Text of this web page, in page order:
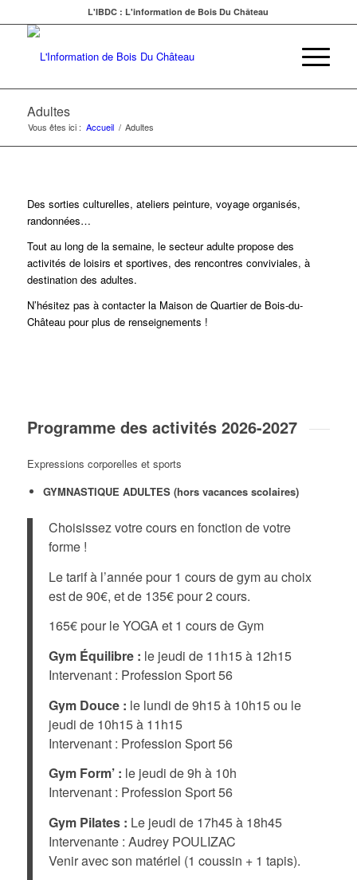
L'IBDC : L'information de Bois Du Château
Adultes
Vous êtes ici : Accueil / Adultes
Des sorties culturelles, ateliers peinture, voyage organisés,
randonnées…
Tout au long de la semaine, le secteur adulte propose des
activités de loisirs et sportives, des rencontres conviviales, à
destination des adultes.
N’hésitez pas à contacter la Maison de Quartier de Bois-du-
Château pour plus de renseignements !
Programme des activités 2026-2027
Expressions corporelles et sports
GYMNASTIQUE ADULTES (hors vacances scolaires)
Choisissez votre cours en fonction de votre
forme !
Le tarif à l’année pour 1 cours de gym au choix
est de 90€, et de 135€ pour 2 cours.
165€ pour le YOGA et 1 cours de Gym
Gym Équilibre : le jeudi de 11h15 à 12h15
Intervenant : Profession Sport 56
Gym Douce : le lundi de 9h15 à 10h15 ou le
jeudi de 10h15 à 11h15
Intervenant : Profession Sport 56
Gym Form’ : le jeudi de 9h à 10h
Intervenant : Profession Sport 56
Gym Pilates : Le jeudi de 17h45 à 18h45
Intervenante : Audrey POULIZAC
Venir avec son matériel (1 coussin + 1 tapis).